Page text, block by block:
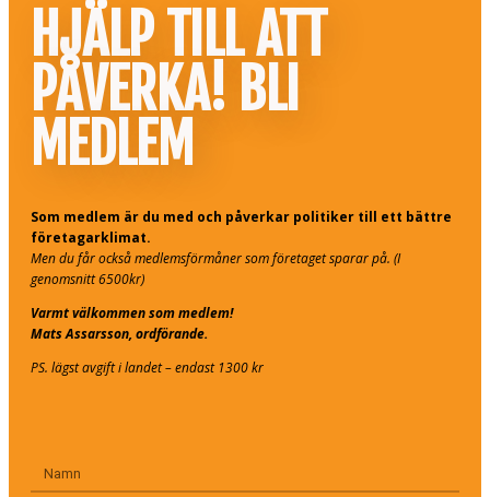
HJÄLP TILL ATT
PÅVERKA! BLI
MEDLEM
Som medlem är du med och påverkar politiker till ett bättre
företagarklimat.
Men du får också medlemsförmåner som företaget sparar på. (I
genomsnitt 6500kr)
Varmt välkommen som medlem!
Mats Assarsson, ordförande.
PS. lägst avgift i landet – endast 1300 kr